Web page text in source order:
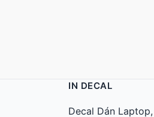
IN DECAL
Decal Dán